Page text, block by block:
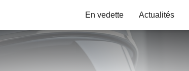
En vedette Actualités